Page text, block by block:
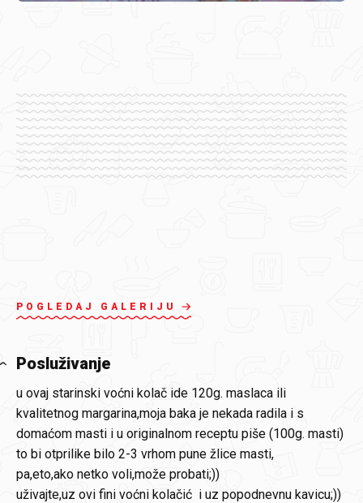
POGLEDAJ GALERIJU
Posluživanje
u ovaj starinski voćni kolač ide 120g. maslaca ili
kvalitetnog margarina,moja baka je nekada radila i s
domaćom masti i u originalnom receptu piše (100g. masti)
to bi otprilike bilo 2-3 vrhom pune žlice masti,
pa,eto,ako netko voli,može probati;))
uživajte,uz ovi fini voćni kolačić i uz popodnevnu kavicu;))